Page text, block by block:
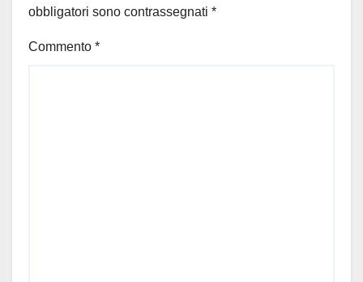
obbligatori sono contrassegnati *
Commento *